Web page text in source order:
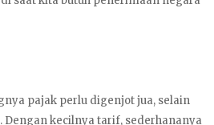
pajak perlu digenjot jua, selain
kecilnya tarif, sederhananya